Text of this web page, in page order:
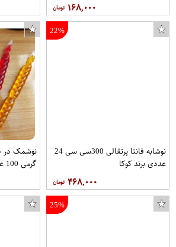
۱۶۸,۰۰۰
22%
نوشابه فانتا پرتقالی 300سی سی 24
عددی برند کوکا
۴۶۸,۰۰۰
گرمی 100 عددی برند سلح چین
25%